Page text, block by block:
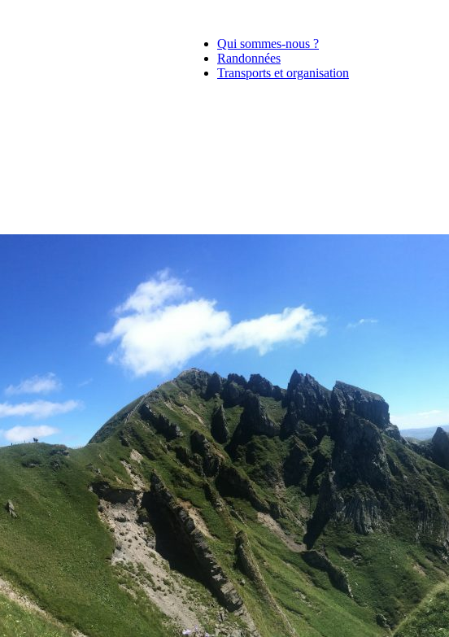
Qui sommes-nous ?
Randonnées
Transports et organisation